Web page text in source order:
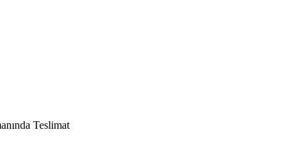
Teslimat